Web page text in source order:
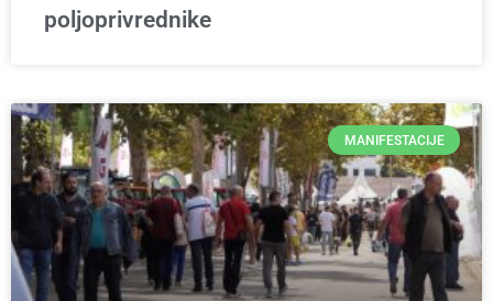
poljoprivrednike
MANIFESTACIJE